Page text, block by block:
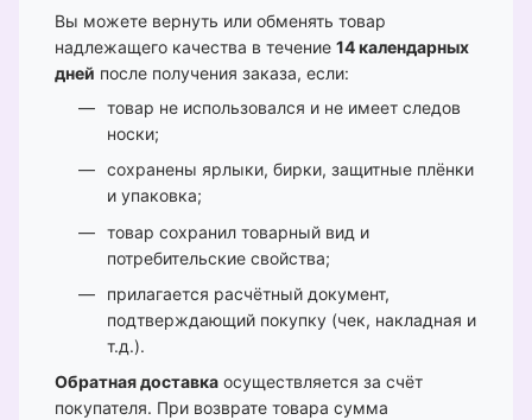
Вы можете вернуть или обменять товар
надлежащего качества в течение 14 календарных
дней после получения заказа, если:
товар не использовался и не имеет следов
носки;
сохранены ярлыки, бирки, защитные плёнки
и упаковка;
товар сохранил товарный вид и
потребительские свойства;
прилагается расчётный документ,
подтверждающий покупку (чек, накладная и
т.д.).
Обратная доставка осуществляется за счёт
покупателя. При возврате товара сумма